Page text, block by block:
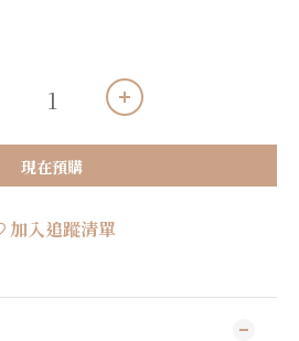
現在預購
加入追蹤清單